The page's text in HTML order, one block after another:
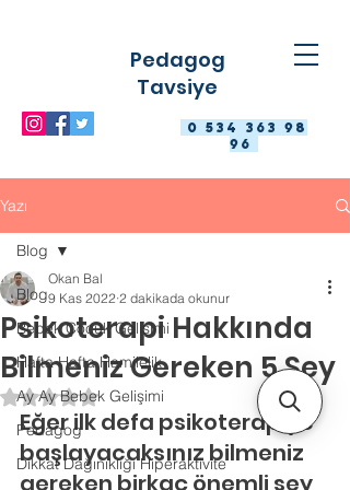
0 534 363 98
96
Pedagog
Tavsiye
Yazı
Blog
Bebek Çocuk Gelişimi
Hafta Hafta Hamilelik
Ay Ay Bebek Gelişimi
Pedagog
Dikkat Dağınıklığı Hiperaktivite
Blog
Psikoterapi Hakkında
Bilmeniz Gereken 5 Şey
Okan Bal
9 Kas 2022 2 dakikada okunur
5 üzerinden NaN yıldız
Eğer ilk defa psikoterapiye
başlayacaksınız bilmeniz
gereken birkaç önemli şey